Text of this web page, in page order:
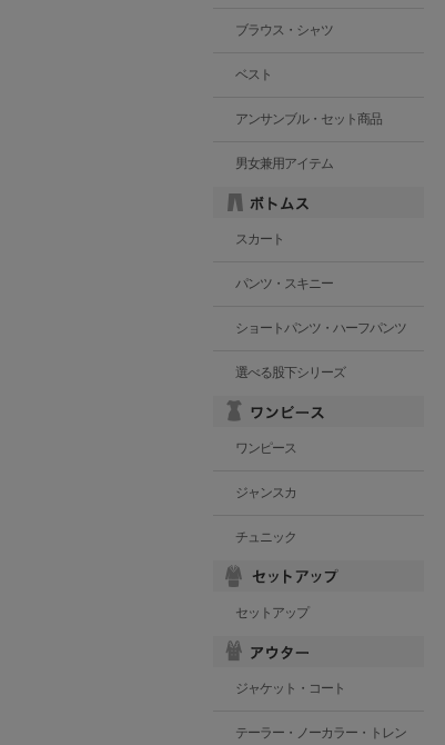
ブラウス・シャツ
ベスト
アンサンブル・セット商品
男女兼用アイテム
スカート
パンツ・スキニー
ショートパンツ・ハーフパンツ
選べる股下シリーズ
ワンピース
ジャンスカ
チュニック
セットアップ
ジャケット・コート
テーラー・ノーカラー・トレン